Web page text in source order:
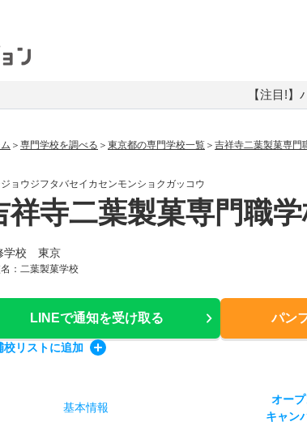
【注目!
専門学校を調べる 東京都の専門学校一覧 吉祥寺二葉製菓専門
ョウジフタバセイカセンモンショクガッコウ
祥寺二葉製菓専門職
学校 東京
名：二葉製菓学校
LINEで通知を受け取る パン
校リストに追加
基本情報
オー
キャン